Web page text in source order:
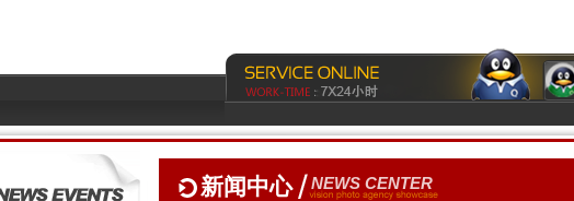
新闻中心 NEWS CENTER